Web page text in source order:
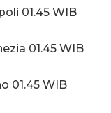
01.45 WIB
01.45 WIB
01.45 WIB